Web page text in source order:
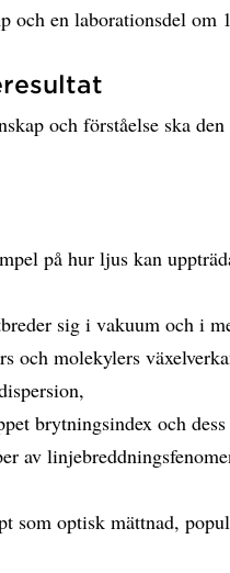
och en laborationsdel om
och förståelse ska den
på hur ljus kan
sig i vakuum och i
och molekylers
brytningsindex och
av
som optisk mättnad,